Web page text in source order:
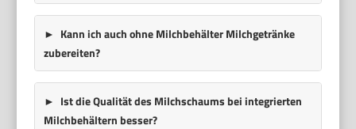
Kann ich auch ohne Milchbehälter Milchgetränke
zubereiten?
Ist die Qualität des Milchschaums bei integrierten
Milchbehältern besser?